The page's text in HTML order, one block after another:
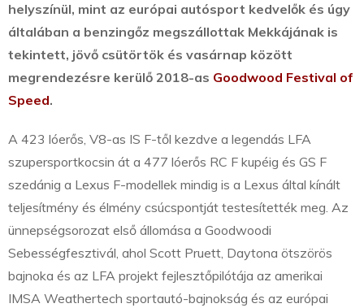
helyszínül, mint az európai autósport kedvelők és úgy
általában a benzingőz megszállottak Mekkájának is
tekintett, jövő csütörtök és vasárnap között
megrendezésre kerülő 2018-as Goodwood Festival of
Speed.
A 423 lóerős, V8-as IS F-től kezdve a legendás LFA
szupersportkocsin át a 477 lóerős RC F kupéig és GS F
szedánig a Lexus F-modellek mindig is a Lexus által kínált
teljesítmény és élmény csúcspontját testesítették meg. Az
ünnepségsorozat első állomása a Goodwoodi
Sebességfesztivál, ahol Scott Pruett, Daytona ötszörös
bajnoka és az LFA projekt fejlesztőpilótája az amerikai
IMSA Weathertech sportautó-bajnokság és az európai